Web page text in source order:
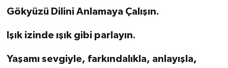
Gökyüzü Dilini Anlamaya Çalışın.
Işık izinde ışık gibi parlayın.
Yaşamı sevgiyle, farkındalıkla, anlayışla,